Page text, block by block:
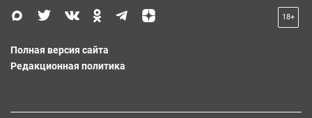
18+
Полная версия сайта
Редакционная политика